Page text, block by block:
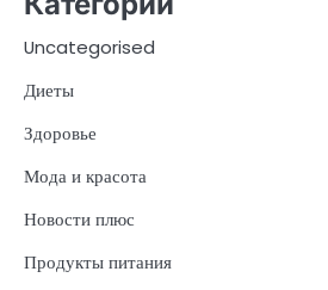
Uncategorised
Диеты
Здоровье
Мода и красота
Новости плюс
Продукты питания